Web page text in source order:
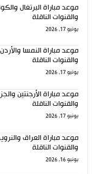
والقنوات الناقلة
يونيو 17, 2026
والقنوات الناقلة
يونيو 17, 2026
والقنوات الناقلة
يونيو 17, 2026
والقنوات الناقلة
يونيو 16, 2026